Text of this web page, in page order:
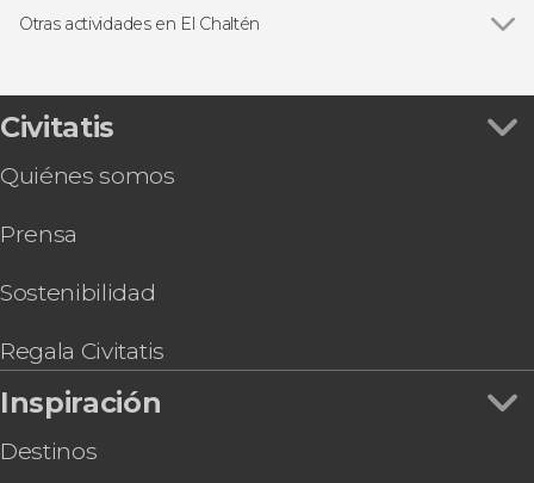
Otras actividades en El Chaltén
Senderismo por la Laguna Torre
Tour en kayak por el río de las Vueltas
Tour gastronómico por El Chaltén
Civitatis
Quiénes somos
Prensa
Sostenibilidad
Regala Civitatis
Inspiración
Destinos